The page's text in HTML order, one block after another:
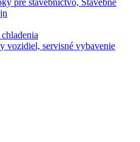
vozidiel, servisné vybavenie